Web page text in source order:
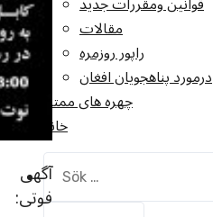
مقالات
راپور روزمره
درمورد پناهجويان افغان
چهره های ممتاز
خانه
efter:آگهی
فوتی: